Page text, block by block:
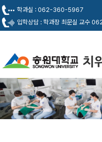
학과실 : 062-360-5967
입학상담 : 학과장 최문실 교